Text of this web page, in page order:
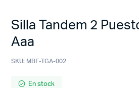
Silla Tandem 2
Aaa
SKU: MBF-TGA-002
En stock